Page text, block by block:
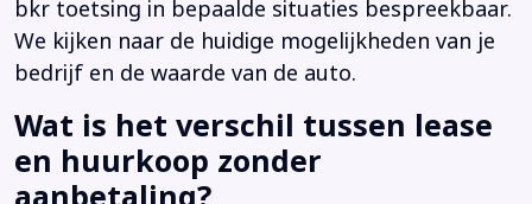
bkr toetsing in bepaalde situaties bespreekbaar.
We kijken naar de huidige mogelijkheden van je
bedrijf en de waarde van de auto.
Wat is het verschil tussen lease
en huurkoop zonder